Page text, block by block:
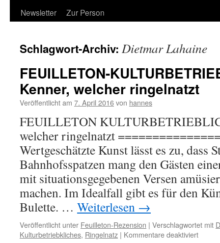
Newsletter
Zur Person
Schlagwort-Archiv: Dietmar Lahaine
FEUILLETON-
Kenner, welcher ringelnatzt
Veröffentlicht am 7. April 2016von hannes
FEUILLETON
welcher ringelnatzt
Wertgeschätzte Kunst lässt es zu, dass
Bahnhofsspatzen mang den Gästen
mit situationsgegebenen Versen
machen. Im Idealfall gibt es für den
Bulette. … Weiterlesen →
Veröffentlicht unter Feuilleton-Rezension | Verschlagwortet mit
Kulturbetriebkliches, Ringelnatz | Kommentare deaktiviertfür